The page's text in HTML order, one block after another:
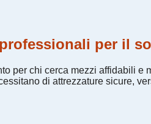
per il
per chi cerca mezzi affidabili e
di attrezzature sicure,